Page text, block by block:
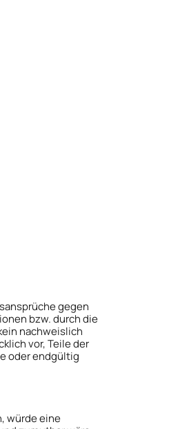
gegen
bzw. durch die
nachweislich
vor, Teile der
oder endgültig
würde eine